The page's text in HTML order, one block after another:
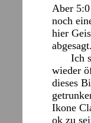
Aber
noch
hier
Ich
wieder
dieses
Ikone
ok zu